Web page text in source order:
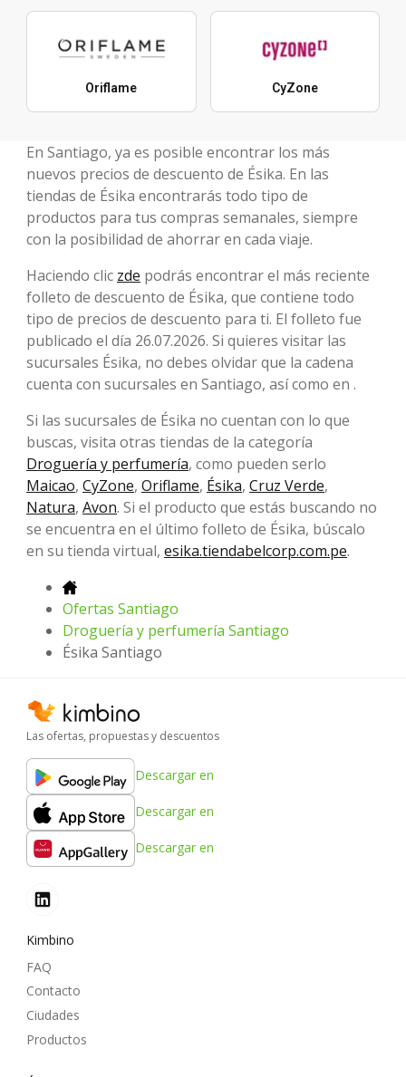
Oriflame CyZone
En Santiago, ya es posible encontrar los más
nuevos precios de descuento de Ésika. En las
tiendas de Ésika encontrarás todo tipo de
productos para tus compras semanales, siempre
con la posibilidad de ahorrar en cada viaje.
Haciendo clic zde podrás encontrar el más reciente
folleto de descuento de Ésika, que contiene todo
tipo de precios de descuento para ti. El folleto fue
publicado el día 26.07.2026. Si quieres visitar las
sucursales Ésika, no debes olvidar que la cadena
cuenta con sucursales en Santiago, así como en .
Si las sucursales de Ésika no cuentan con lo que
buscas, visita otras tiendas de la categoría
Droguería y perfumería, como pueden serlo
Maicao, CyZone, Oriflame, Ésika, Cruz Verde,
Natura, Avon. Si el producto que estás buscando no
se encuentra en el último folleto de Ésika, búscalo
en su tienda virtual, esika.tiendabelcorp.com.pe.
Ofertas Santiago
Droguería y perfumería Santiago
Ésika Santiago
Las ofertas, propuestas y descuentos
Descargar en
Descargar en
Descargar en
Kimbino
FAQ
Contacto
Ciudades
Productos